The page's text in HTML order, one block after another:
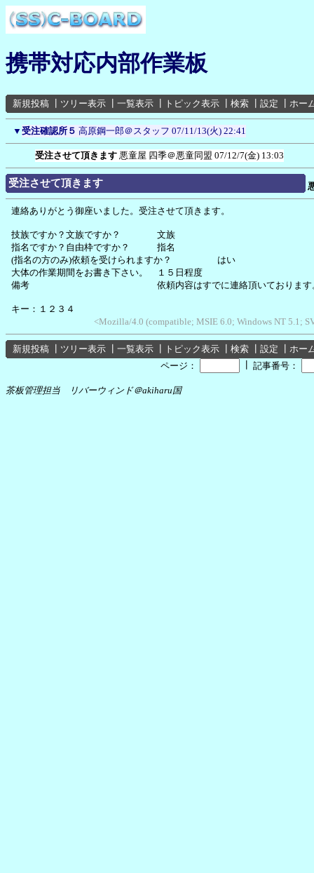
携帯対応内部作業板
新規投稿 ツリー表示 一覧表示 トピック表示 検索 設定 ホー
▼ 受注確認所５ 高原鋼一郎＠スタッフ 07/11/13(火) 22:41
受注させて頂きます 悪童屋 四季＠悪童同盟 07/12/7(金) 13:03
受注させて頂きます
連絡ありがとう御座いました。受注させて頂きます。
技族ですか？文族ですか？ 文族
指名ですか？自由枠ですか？ 指名
(指名の方のみ)依頼を受けられますか？ はい
大体の作業期間をお書き下さい。 １５日程度
備考 依頼内容はすでに連絡頂いております
キー：１２３４
<Mozilla/4.0 (compatible; MSIE 6.0; Windows NT 5.1;
新規投稿 ツリー表示 一覧表示 トピック表示 検索 設定
ホー
ページ：
記事番号：
茶板管理担当 リバーウィンド＠akiharu国